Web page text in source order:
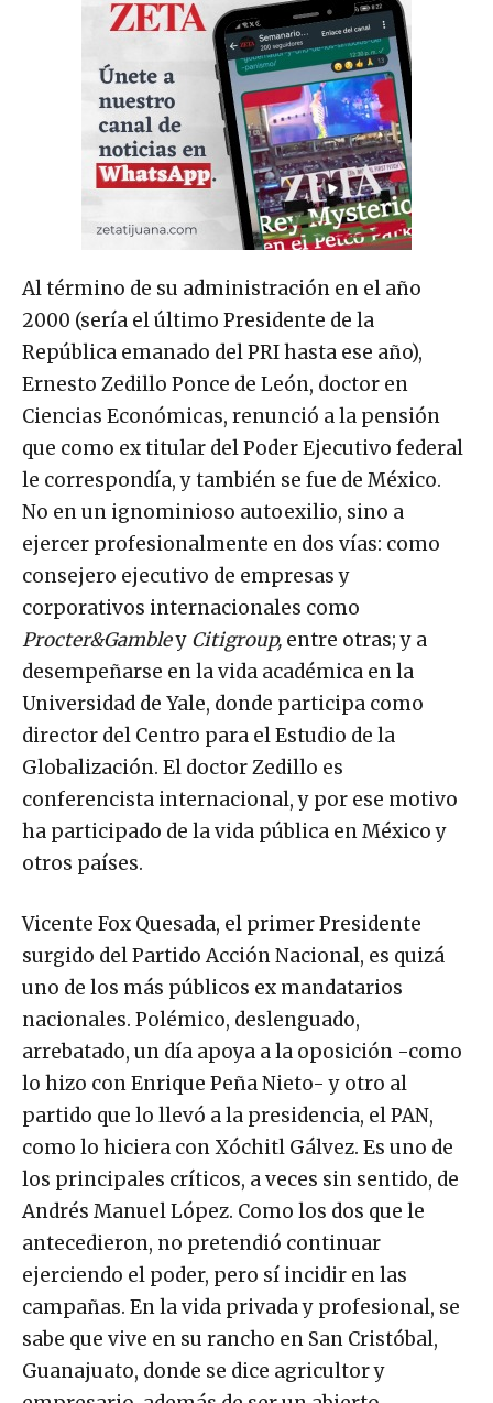
Al término de su administración en el año
2000 (sería el último Presidente de la
República emanado del PRI hasta ese año),
Ernesto Zedillo Ponce de León, doctor en
Ciencias Económicas, renunció a la pensión
que como ex titular del Poder Ejecutivo federal
le correspondía, y también se fue de México.
No en un ignominioso autoexilio, sino a
ejercer profesionalmente en dos vías: como
consejero ejecutivo de empresas y
corporativos internacionales como
Procter&Gambley Citigroup, entre otras; y a
desempeñarse en la vida académica en la
Universidad de Yale, donde participa como
director del Centro para el Estudio de la
Globalización. El doctor Zedillo es
conferencista internacional, y por ese motivo
ha participado de la vida pública en México y
otros países.
Vicente Fox Quesada, el primer Presidente
surgido del Partido Acción Nacional, es quizá
uno de los más públicos ex mandatarios
nacionales. Polémico, deslenguado,
arrebatado, un día apoya a la oposición -como
lo hizo con Enrique Peña Nieto- y otro al
partido que lo llevó a la presidencia, el PAN,
como lo hiciera con Xóchitl Gálvez. Es uno de
los principales críticos, a veces sin sentido, de
Andrés Manuel López. Como los dos que le
antecedieron, no pretendió continuar
ejerciendo el poder, pero sí incidir en las
campañas. En la vida privada y profesional, se
sabe que vive en su rancho en San Cristóbal,
Guanajuato, donde se dice agricultor y